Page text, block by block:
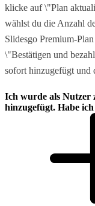
klicke auf \"Plan
wählst du die Anzahl
Slidesgo Premium-
\"Bestätigen und
sofort hinzugefügt und
Ich wurde als Nutzer
hinzugefügt. Habe